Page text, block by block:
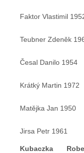
Faktor Vlastimil
Teubner Zdeněk
Česal Danilo 1954
Krátký Martin 1972
Matějka Jan 1950
Jirsa Petr 1961
Kubaczka